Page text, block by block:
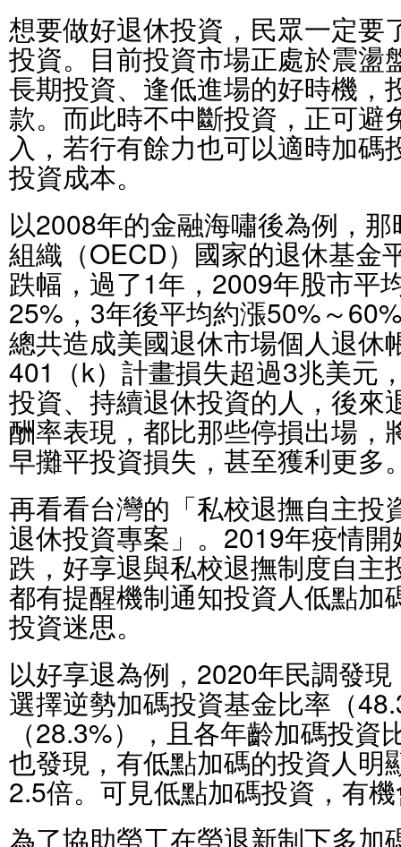
想要做好退休投資，民眾一定要
投資。目前投資市場正處於震盪
長期投資、逢低進場的好時機，
款。而此時不中斷投資，正可避
入，若行有餘力也可以適時加碼
投資成本。
以2008年的金融海嘯後為例，
組織（OECD）國家的退休基金
跌幅，過了1年，2009年股市平
25%，3年後平均約漲50%～
總共造成美國退休市場個人退休
401（k）計畫損失超過3兆美元
投資、持續退休投資的人，後來
酬率表現，都比那些停損出場，
早攤平投資損失，甚至獲利更多
再看看台灣的「私校退撫自主
退休投資專案」。2019年疫情
跌，好享退與私校退撫制度自主
都有提醒機制通知投資人低點加
投資迷思。
以好享退為例，2020年民調發
選擇逆勢加碼投資基金比率（
（28.3%），且各年齡加碼投
也發現，有低點加碼的投資人明
2.5倍。可見低點加碼投資，有
為了協助勞工在勞退新制下多加